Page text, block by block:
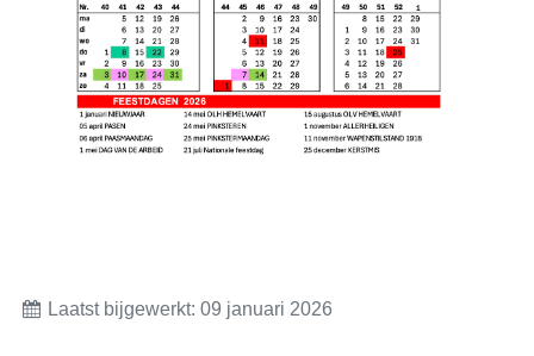
Laatst bijgewerkt: 09 januari 2026